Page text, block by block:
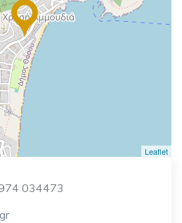
Leaflet
034473